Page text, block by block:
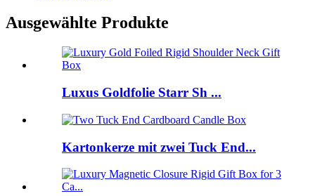
Ausgewählte Produkte
Luxus Goldfolie Starr Sh ...
Kartonkerze mit zwei Tuck End...